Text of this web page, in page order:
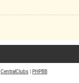
PHPBB
|
CentralClubs